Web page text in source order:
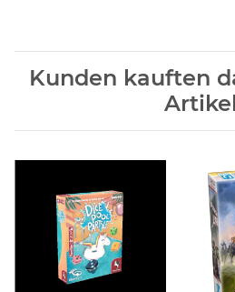
Kunden kauften